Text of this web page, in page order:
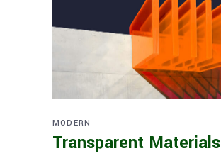
MODERN
Transparent Materials